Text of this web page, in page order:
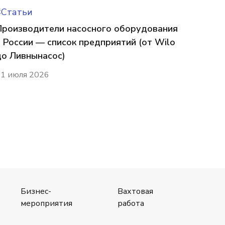
насосного оборудования
России — список предприятий (от Wilo
Ливнынасос)
июля 2026
Бизнес-
мероприятия
Вахтовая
работа